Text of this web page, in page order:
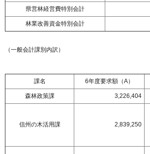
県営林経営費特別会計
林業改善資金特別会計
（一般会計課別内訳）
課名 6年度要求額（A）
森林政策課 3,226,404
信州の木活用課 2,839,250